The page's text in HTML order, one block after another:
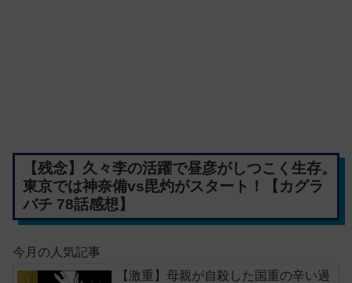
【残念】久々李の活躍で昼彦がしつこく生存。
東京では神奈備vs毘灼がスタート！【カグラ
バチ 78話感想】
今月の人気記事
【激重】母親が自殺した国重の辛い過